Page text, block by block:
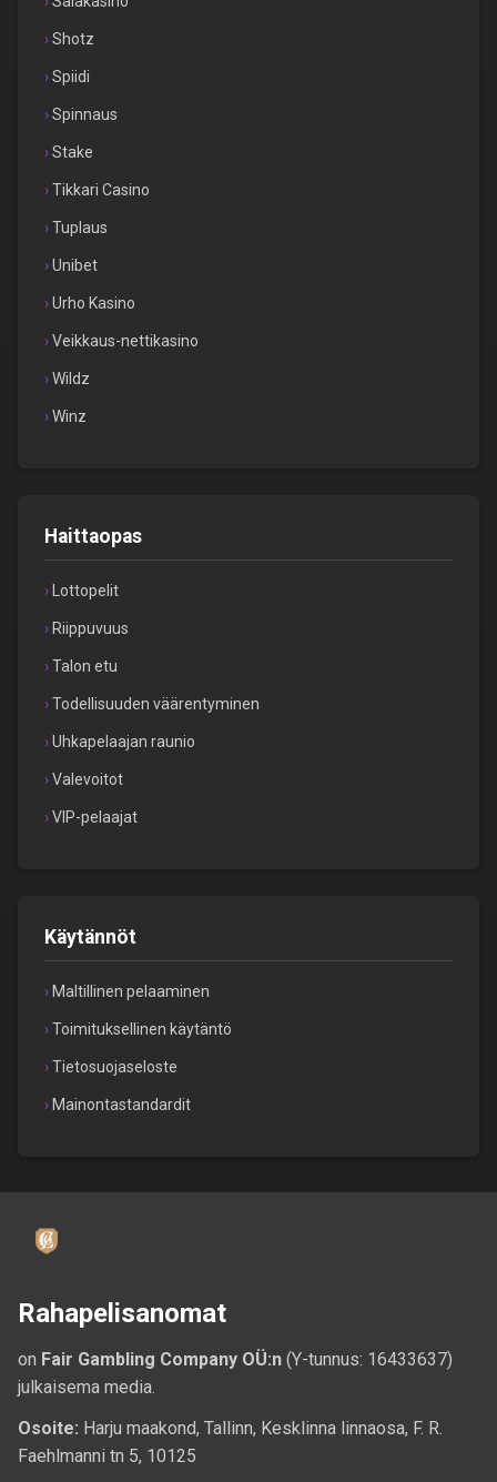
Shotz
Spiidi
Spinnaus
Stake
Tikkari Casino
Tuplaus
Unibet
Urho Kasino
Veikkaus-nettikasino
Wildz
Winz
Haittaopas
Lottopelit
Riippuvuus
Talon etu
Todellisuuden väärentyminen
Uhkapelaajan raunio
Valevoitot
VIP-pelaajat
Käytännöt
Maltillinen pelaaminen
Toimituksellinen käytäntö
Tietosuojaseloste
Mainontastandardit
Rahapelisanomat
on Fair Gambling Company OÜ:n (Y-tunnus: 16433637)
julkaisema media.
Osoite: Harju maakond, Tallinn, Kesklinna linnaosa, F. R.
Faehlmanni tn 5, 10125